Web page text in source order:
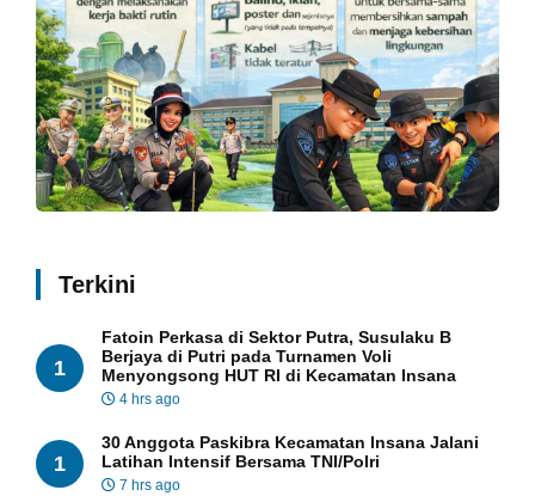
Terkini
1
Fatoin Perkasa di Sektor Putra, Susulaku B
Berjaya di Putri pada Turnamen Voli
Menyongsong HUT RI di Kecamatan Insana
4 hrs ago
1
30 Anggota Paskibra Kecamatan Insana Jalani
Latihan Intensif Bersama TNI/Polri
7 hrs ago